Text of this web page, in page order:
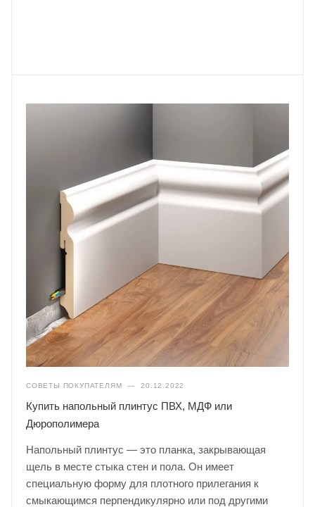
СОВЕТЫ ПОКУПАТЕЛЯМ — 20.12.2022
Купить напольный плинтус ПВХ, МДФ или
Дюрополимера
Напольный плинтус — это планка, закрывающая
щель в месте стыка стен и пола. Он имеет
специальную форму для плотного прилегания к
смыкающимся перпендикулярно или под другими